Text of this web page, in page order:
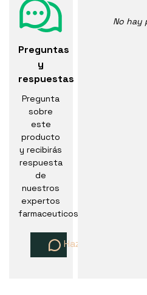
Preguntas
y
respuestas
Pregunta
sobre
este
producto
y recibirás
respuesta
de
nuestros
expertos
farmaceuticos
Haz una pregunta
No hay